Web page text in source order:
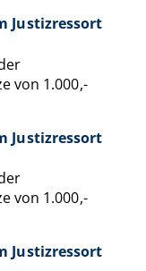
Justizressort
von 1.000,-
Justizressort
von 1.000,-
Justizressort